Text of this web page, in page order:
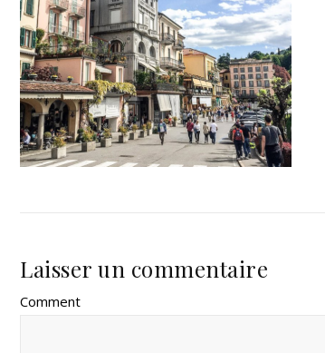
Laisser un commentaire
Comment